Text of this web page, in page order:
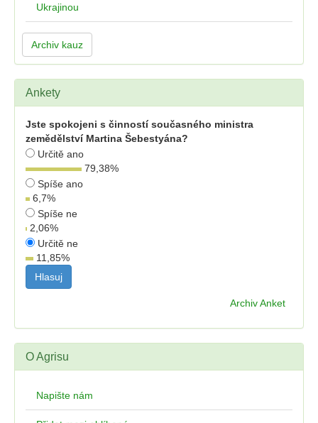
Ukrajinou
Archiv kauz
Ankety
Jste spokojeni s činností současného ministra
zemědělství Martina Šebestyána?
Určitě ano
79,38%
Spíše ano
6,7%
Spíše ne
2,06%
Určitě ne
11,85%
Archiv Anket
O Agrisu
Napište nám